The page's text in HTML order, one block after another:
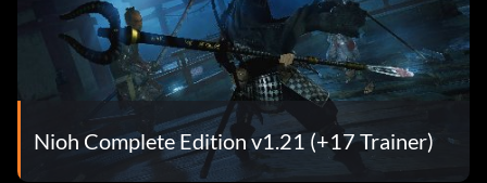
Nioh Complete Edition v1.21 (+17 Trainer)